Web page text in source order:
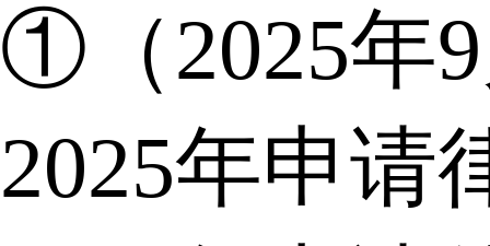
①（2025年
2025年申请